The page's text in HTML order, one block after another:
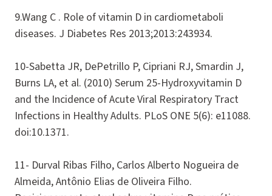
9.Wang C . Role of vitamin D in cardiometaboli
diseases. J Diabetes Res 2013;2013:243934.
10-Sabetta JR, DePetrillo P, Cipriani RJ, Smardin J,
Burns LA, et al. (2010) Serum 25-Hydroxyvitamin D
and the Incidence of Acute Viral Respiratory Tract
Infections in Healthy Adults. PLoS ONE 5(6): e11088.
doi:10.1371.
11- Durval Ribas Filho, Carlos Alberto Nogueira de
Almeida, Antônio Elias de Oliveira Filho.